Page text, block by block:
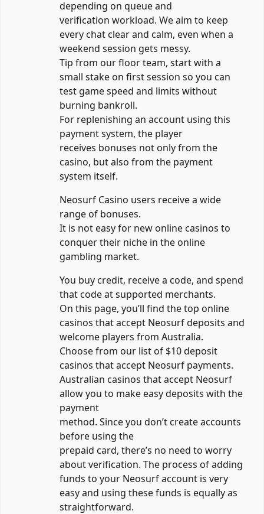
depending on queue and
verification workload. We aim to keep
every chat clear and calm, even when a
weekend session gets messy.
Tip from our floor team, start with a
small stake on first session so you can
test game speed and limits without
burning bankroll.
For replenishing an account using this
payment system, the player
receives bonuses not only from the
casino, but also from the payment
system itself.
Neosurf Casino users receive a wide
range of bonuses.
It is not easy for new online casinos to
conquer their niche in the online
gambling market.
You buy credit, receive a code, and spend
that code at supported merchants.
On this page, you’ll find the top online
casinos that accept Neosurf deposits and
welcome players from Australia.
Choose from our list of $10 deposit
casinos that accept Neosurf payments.
Australian casinos that accept Neosurf
allow you to make easy deposits with the
payment
method. Since you don’t create accounts
before using the
prepaid card, there’s no need to worry
about verification. The process of adding
funds to your Neosurf account is very
easy and using these funds is equally as
straightforward.